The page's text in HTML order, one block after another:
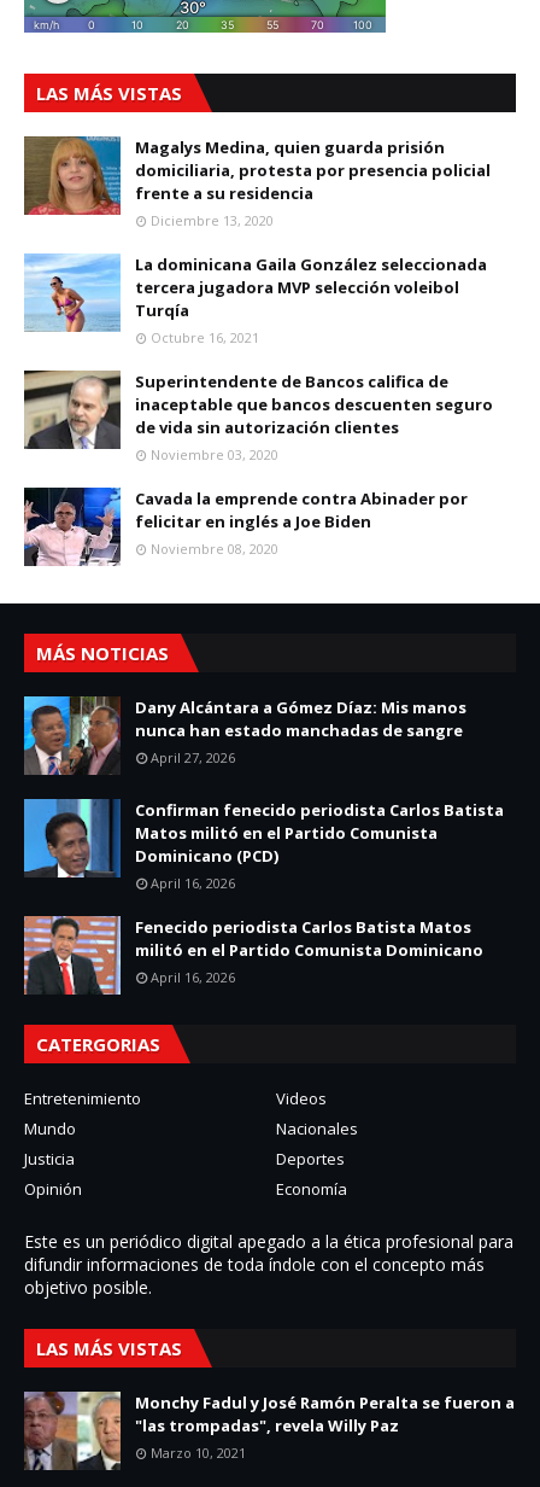
LAS MÁS VISTAS
Magalys Medina, quien guarda prisión
domiciliaria, protesta por presencia policial
frente a su residencia
Diciembre 13, 2020
La dominicana Gaila González seleccionada
tercera jugadora MVP selección voleibol
Turqía
Octubre 16, 2021
Superintendente de Bancos califica de
inaceptable que bancos descuenten seguro
de vida sin autorización clientes
Noviembre 03, 2020
Cavada la emprende contra Abinader por
felicitar en inglés a Joe Biden
Noviembre 08, 2020
MÁS NOTICIAS
Dany Alcántara a Gómez Díaz: Mis manos
nunca han estado manchadas de sangre
April 27, 2026
Confirman fenecido periodista Carlos Batista
Matos militó en el Partido Comunista
Dominicano (PCD)
April 16, 2026
Fenecido periodista Carlos Batista Matos
militó en el Partido Comunista Dominicano
April 16, 2026
CATERGORIAS
Entretenimiento
Videos
Mundo
Nacionales
Justicia
Deportes
Opinión
Economía
Este es un periódico digital apegado a la ética profesional para
difundir informaciones de toda í­ndole con el concepto más
objetivo posible.
LAS MÁS VISTAS
Monchy Fadul y José Ramón Peralta se fueron a
"las trompadas", revela Willy Paz
Marzo 10, 2021